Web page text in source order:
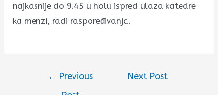
najkasnije do 9.45 u holu ispred ulaza katedre
ka menzi, radi raspoređivanja.
← Previous
Next Post